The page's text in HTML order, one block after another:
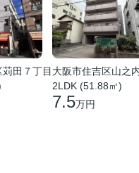
田７丁目大阪市住吉区山之
2LDK (51.88㎡)
7.5万円